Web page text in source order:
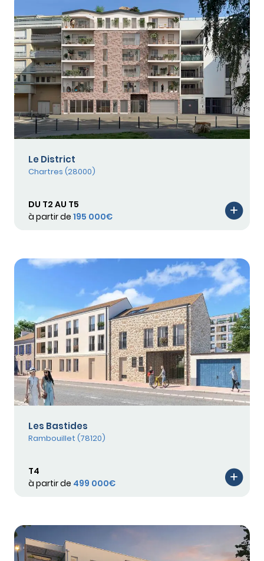
Le District
Chartres (28000)
DU T2 AU T5
à partir de 195 000€
Les Bastides
Rambouillet (78120)
T4
à partir de 499 000€